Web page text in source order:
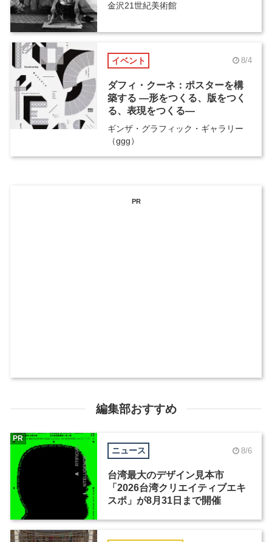
金沢21世紀美術館
イベント 8/4
ダフィ・クーネ：ポスターを構
築する ―形をつくる、版をつく
る、表現をつくる―
ギンザ・グラフィック・ギャラリー
（ggg）
PR
編集部おすすめ
ニュース 8/6
台湾最大のデザイン見本市
「2026台湾クリエイティブエキ
スポ」が8月31日まで開催
PR